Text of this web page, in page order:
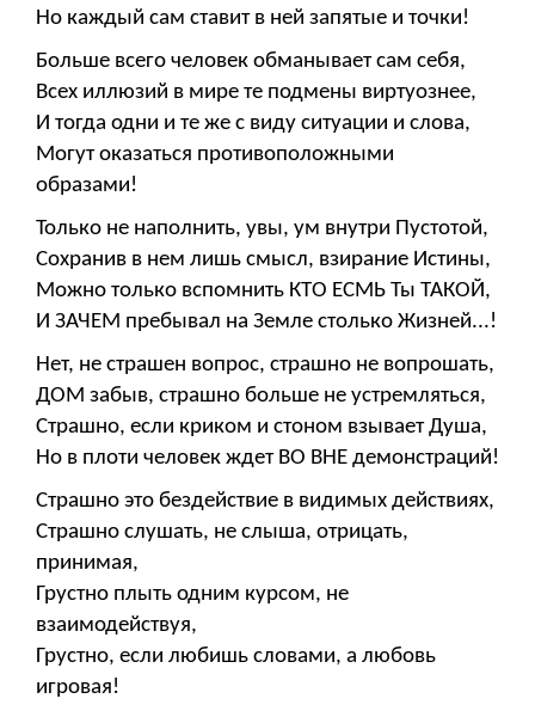
Но каждый сам ставит в ней запятые и точки!
Больше всего человек обманывает сам себя,
Всех иллюзий в мире те подмены виртуознее,
И тогда одни и те же с виду ситуации и слова,
Могут оказаться противоположными
образами!
Только не наполнить, увы, ум внутри Пустотой,
Сохранив в нем лишь смысл, взирание Истины,
Можно только вспомнить КТО ЕСМЬ Ты ТАКОЙ,
И ЗАЧЕМ пребывал на Земле столько Жизней...!
Нет, не страшен вопрос, страшно не вопрошать,
ДОМ забыв, страшно больше не устремляться,
Страшно, если криком и стоном взывает Душа,
Но в плоти человек ждет ВО ВНЕ демонстраций!
Страшно это бездействие в видимых действиях,
Страшно слушать, не слыша, отрицать,
принимая,
Грустно плыть одним курсом, не
взаимодействуя,
Грустно, если любишь словами, а любовь
игровая!